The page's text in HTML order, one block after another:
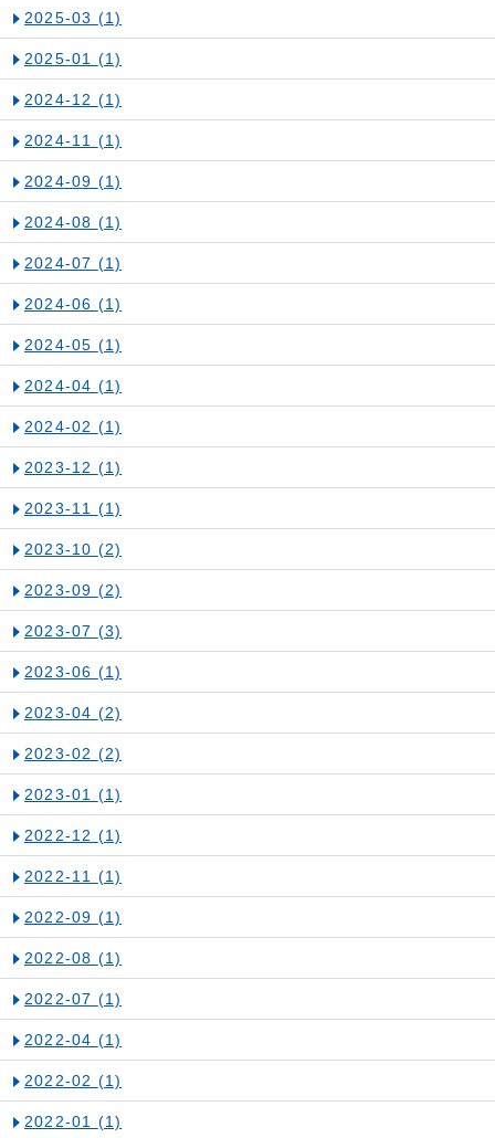
2025-03 (1)
2025-01 (1)
2024-12 (1)
2024-11 (1)
2024-09 (1)
2024-08 (1)
2024-07 (1)
2024-06 (1)
2024-05 (1)
2024-04 (1)
2024-02 (1)
2023-12 (1)
2023-11 (1)
2023-10 (2)
2023-09 (2)
2023-07 (3)
2023-06 (1)
2023-04 (2)
2023-02 (2)
2023-01 (1)
2022-12 (1)
2022-11 (1)
2022-09 (1)
2022-08 (1)
2022-07 (1)
2022-04 (1)
2022-02 (1)
2022-01 (1)